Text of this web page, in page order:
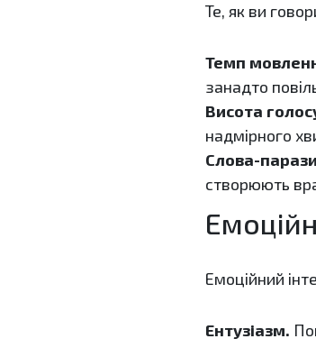
Те, як ви
Темп
занадто
Висота
надмірного
Слова-
створюють
Емоційний
Ентузіазм.